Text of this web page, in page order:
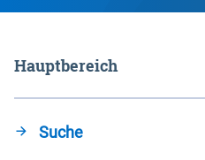
Hauptbereich
Suche